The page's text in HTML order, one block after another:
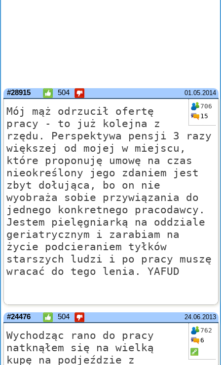
01.05.2014
#28915 504
706
15
Mój mąż odrzucił ofertę
pracy - to już kolejna z
rzędu. Perspektywa pensji 3 razy
większej od mojej w miejscu,
które proponuję umowę na czas
nieokreślony jego zdaniem jest
zbyt dołująca, bo on nie
wyobraża sobie przywiązania do
jednego konkretnego pracodawcy.
Jestem pielęgniarką na oddziale
geriatrycznym i zarabiam na
życie podcieraniem tyłków
starszych ludzi i po pracy muszę
wracać do tego lenia. YAFUD
24.06.2013
#24476 504
762
6
Wychodząc rano do pracy
natknąłem się na wielką
kupę na podjeździe z